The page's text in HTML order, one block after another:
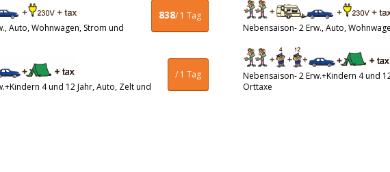
838/ 1 Tag
Auto, Wohnwagen, Strom und
/ 1 Tag
4 und 12 Jahr, Auto, Zelt und
Nebensaison- 2 Erw., Auto,
Nebensaison- 2 Erw.+Kindern 4 und
Orttaxe